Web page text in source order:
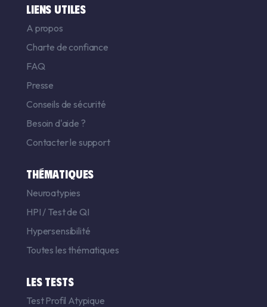
LIENS UTILES
A propos
Charte de confiance
FAQ
Presse
Conseils de sécurité
Besoin d'aide ?
Contacter le support
THÉMATIQUES
Neuroatypies
HPI / Test de QI
Hypersensibilité
Toutes les thématiques
LES TESTS
Test Profil Atypique